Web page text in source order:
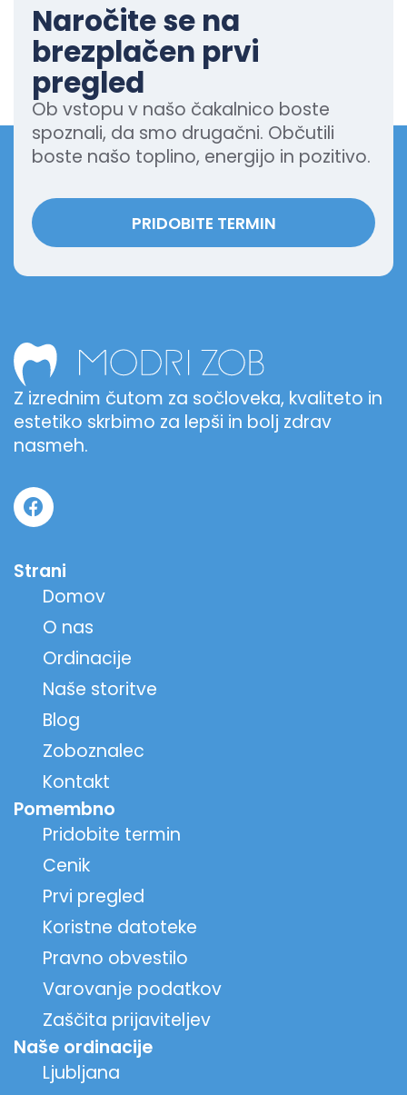
Naročite se na
brezplačen prvi
pregled
Ob vstopu v našo čakalnico boste
spoznali, da smo drugačni. Občutili
boste našo toplino, energijo in pozitivo.
PRIDOBITE TERMIN
Z izrednim čutom za sočloveka, kvaliteto in
estetiko skrbimo za lepši in bolj zdrav
nasmeh.
Strani
Domov
O nas
Ordinacije
Naše storitve
Blog
Zoboznalec
Kontakt
Pomembno
Pridobite termin
Cenik
Prvi pregled
Koristne datoteke
Pravno obvestilo
Varovanje podatkov
Zaščita prijaviteljev
Naše ordinacije
Ljubljana